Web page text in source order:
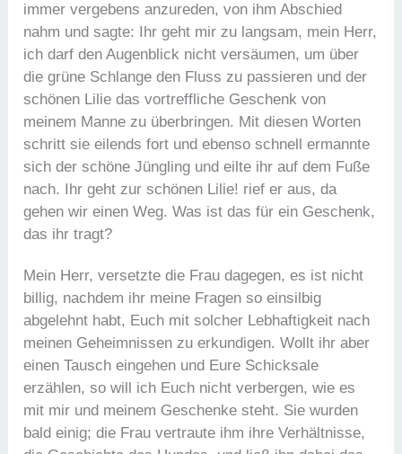
immer vergebens anzureden, von ihm Abschied
nahm und sagte: Ihr geht mir zu langsam, mein Herr,
ich darf den Augenblick nicht versäumen, um über
die grüne Schlange den Fluss zu passieren und der
schönen Lilie das vortreffliche Geschenk von
meinem Manne zu überbringen. Mit diesen Worten
schritt sie eilends fort und ebenso schnell ermannte
sich der schöne Jüngling und eilte ihr auf dem Fuße
nach. Ihr geht zur schönen Lilie! rief er aus, da
gehen wir einen Weg. Was ist das für ein Geschenk,
das ihr tragt?
Mein Herr, versetzte die Frau dagegen, es ist nicht
billig, nachdem ihr meine Fragen so einsilbig
abgelehnt habt, Euch mit solcher Lebhaftigkeit nach
meinen Geheimnissen zu erkundigen. Wollt ihr aber
einen Tausch eingehen und Eure Schicksale
erzählen, so will ich Euch nicht verbergen, wie es
mit mir und meinem Geschenke steht. Sie wurden
bald einig; die Frau vertraute ihm ihre Verhältnisse,